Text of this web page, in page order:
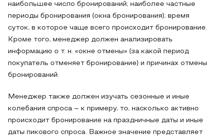
наибольшее число бронирований; наиболее частные
периоды бронирования (окна бронирования); время
суток, в которое чаще всего происходит бронирование.
Кроме того, менеджер должен анализировать
информацию о т. н. «окне отмены» (за какой период
покупатель отменяет бронирование) и причинах отмены
бронирований.
Менеджер также должен изучать сезонные и иные
колебания спроса – к примеру, то, насколько активно
происходит бронирование на праздничные даты и иные
даты пикового спроса. Важное значение представляет